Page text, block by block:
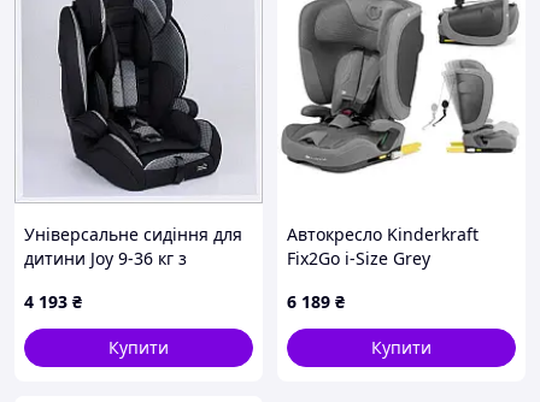
Універсальне сидіння для
дитини Joy 9-36 кг з
4 193 ₴
Купити
Автокресло Kinderkraft
Fix2Go i-Size Grey
6 189 ₴
Купити